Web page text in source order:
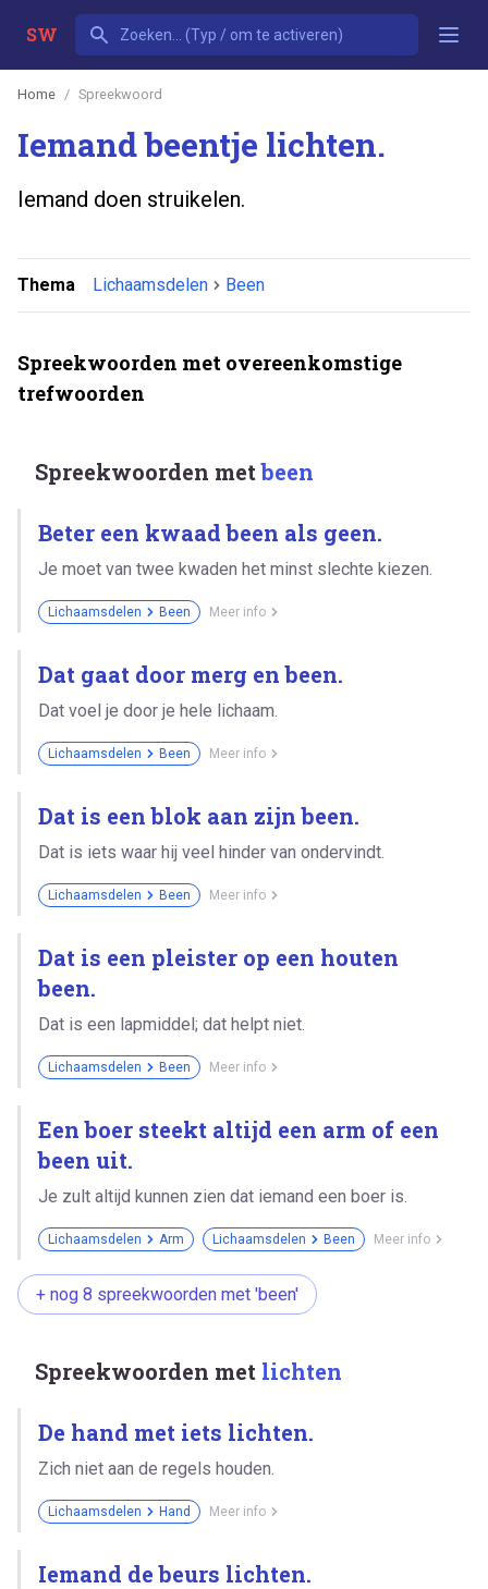
SW
Home Spreekwoord
Iemand beentje lichten.
Iemand doen struikelen.
Thema Lichaamsdelen Been
Spreekwoorden met overeenkomstige
trefwoorden
Spreekwoorden metbeen
Beter een kwaad been als geen.
Je moet van twee kwaden het minst slechte kiezen.
Lichaamsdelen Been Meer info
Dat gaat door merg en been.
Dat voel je door je hele lichaam.
Lichaamsdelen Been Meer info
Dat is een blok aan zijn been.
Dat is iets waar hij veel hinder van ondervindt.
Lichaamsdelen Been Meer info
Dat is een pleister op een houten
been.
Dat is een lapmiddel; dat helpt niet.
Lichaamsdelen Been Meer info
Een boer steekt altijd een arm of een
been uit.
Je zult altijd kunnen zien dat iemand een boer is.
Lichaamsdelen Arm Lichaamsdelen Been Meer info
+ nog 8 spreekwoorden met 'been'
Spreekwoorden met lichten
De hand met iets lichten.
Zich niet aan de regels houden.
Lichaamsdelen Hand Meer info
Iemand de beurs lichten.